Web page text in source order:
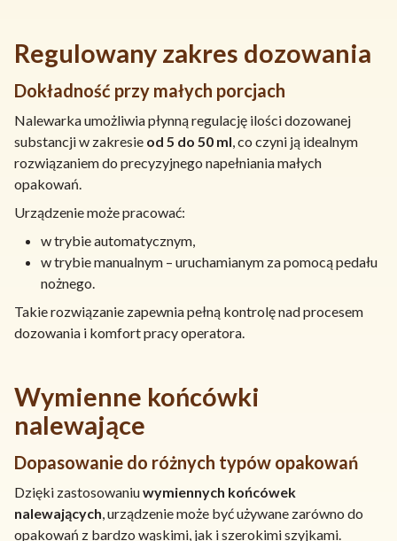
Regulowany zakres dozowania
Dokładność przy małych porcjach
Nalewarka umożliwia płynną regulację ilości dozowanej
substancji w zakresie od 5 do 50 ml, co czyni ją idealnym
rozwiązaniem do precyzyjnego napełniania małych
opakowań.
Urządzenie może pracować:
w trybie automatycznym,
w trybie manualnym – uruchamianym za pomocą pedału
nożnego.
Takie rozwiązanie zapewnia pełną kontrolę nad procesem
dozowania i komfort pracy operatora.
Wymienne końcówki
nalewające
Dopasowanie do różnych typów opakowań
Dzięki zastosowaniuwymiennych końcówek
nalewających, urządzenie może być używane zarówno do
opakowań z bardzo wąskimi, jak i szerokimi szyjkami.